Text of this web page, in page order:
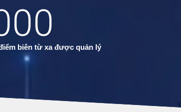
biên từ xa được quản lý